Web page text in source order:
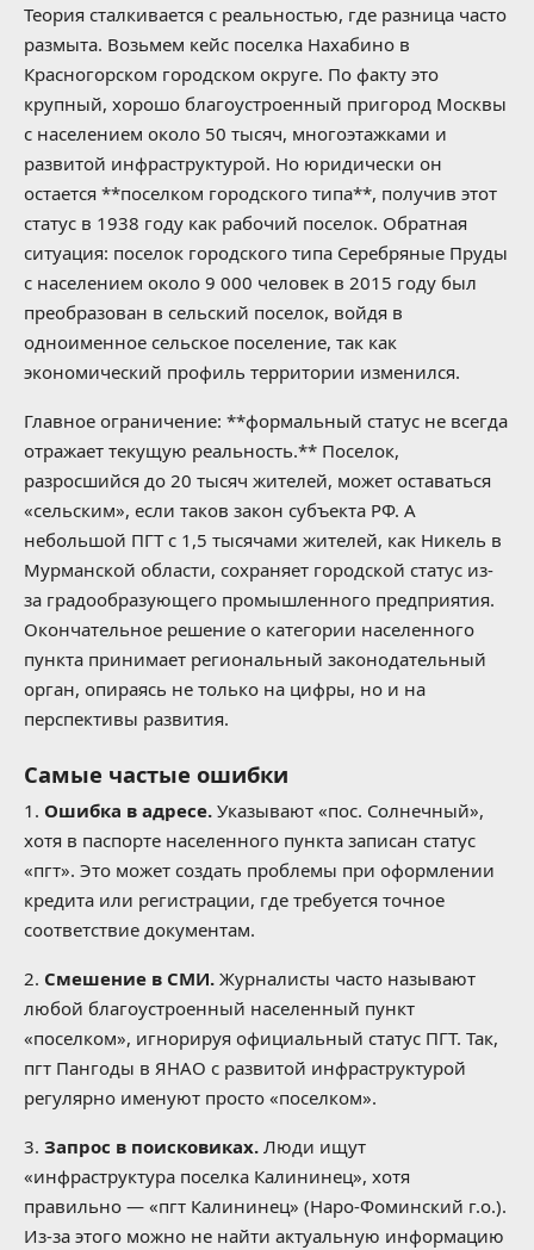
Теория сталкивается с реальностью, где разница часто
размыта. Возьмем кейс поселка Нахабино в
Красногорском городском округе. По факту это
крупный, хорошо благоустроенный пригород Москвы
с населением около 50 тысяч, многоэтажками и
развитой инфраструктурой. Но юридически он
остается **поселком городского типа**, получив этот
статус в 1938 году как рабочий поселок. Обратная
ситуация: поселок городского типа Серебряные Пруды
с населением около 9 000 человек в 2015 году был
преобразован в сельский поселок, войдя в
одноименное сельское поселение, так как
экономический профиль территории изменился.
Главное ограничение: **формальный статус не всегда
отражает текущую реальность.** Поселок,
разросшийся до 20 тысяч жителей, может оставаться
«сельским», если таков закон субъекта РФ. А
небольшой ПГТ с 1,5 тысячами жителей, как Никель в
Мурманской области, сохраняет городской статус из-
за градообразующего промышленного предприятия.
Окончательное решение о категории населенного
пункта принимает региональный законодательный
орган, опираясь не только на цифры, но и на
перспективы развития.
Самые частые ошибки
1. Ошибка в адресе. Указывают «пос. Солнечный»,
хотя в паспорте населенного пункта записан статус
«пгт». Это может создать проблемы при оформлении
кредита или регистрации, где требуется точное
соответствие документам.
2. Смешение в СМИ. Журналисты часто называют
любой благоустроенный населенный пункт
«поселком», игнорируя официальный статус ПГТ. Так,
пгт Пангоды в ЯНАО с развитой инфраструктурой
регулярно именуют просто «поселком».
3. Запрос в поисковиках. Люди ищут
«инфраструктура поселка Калининец», хотя
правильно — «пгт Калининец» (Наро-Фоминский г.о.).
Из-за этого можно не найти актуальную информацию